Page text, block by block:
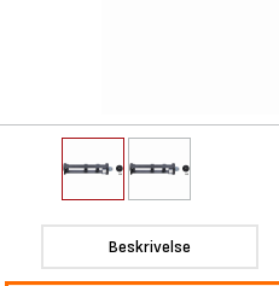
Beskrivelse